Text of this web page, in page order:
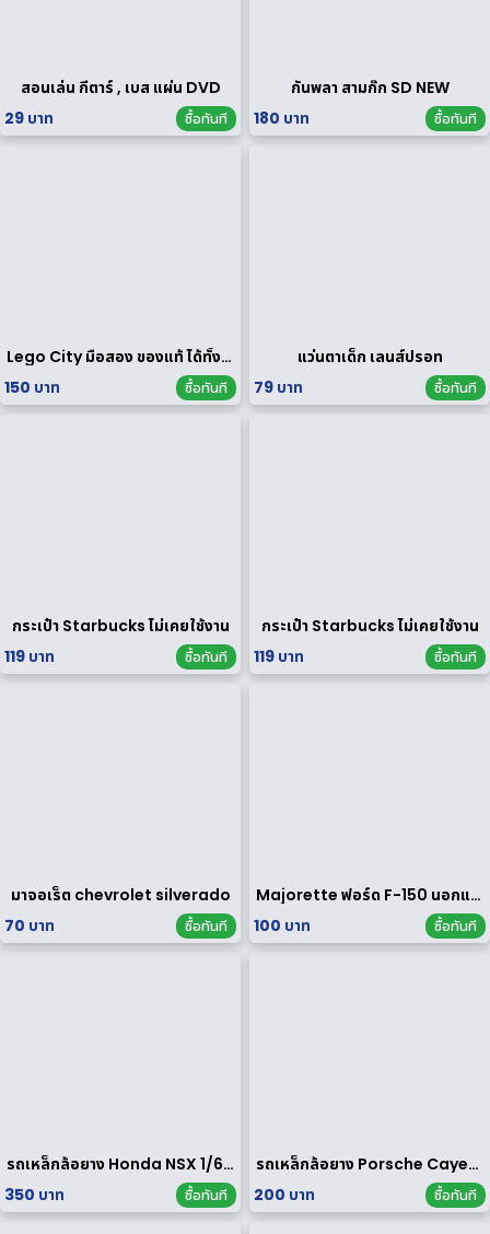
สอนเล่น กีตาร์ , เบส แผ่น DVD
29 บาท
ซื้อทันที
กันพลา สามก๊ก SD NEW
180 บาท
ซื้อทันที
Lego City มือสอง ของแท้ ได้ทั้งหมดตามรูป
150 บาท
ซื้อทันที
แว่นตาเด็ก เลนส์ปรอท
79 บาท
ซื้อทันที
กระเป๋า Starbucks ไม่เคยใช้งาน
119 บาท
ซื้อทันที
กระเป๋า Starbucks ไม่เคยใช้งาน
119 บาท
ซื้อทันที
มาจอเร็ต chevrolet silverado
70 บาท
ซื้อทันที
Majorette ฟอร์ด F-150 นอกแพค
100 บาท
ซื้อทันที
รถเหล็กล้อยาง Honda NSX 1/64 ของ rare
350 บาท
ซื้อทันที
รถเหล็กล้อยาง Porsche Cayenne Turbo 1/64
200 บาท
ซื้อทันที